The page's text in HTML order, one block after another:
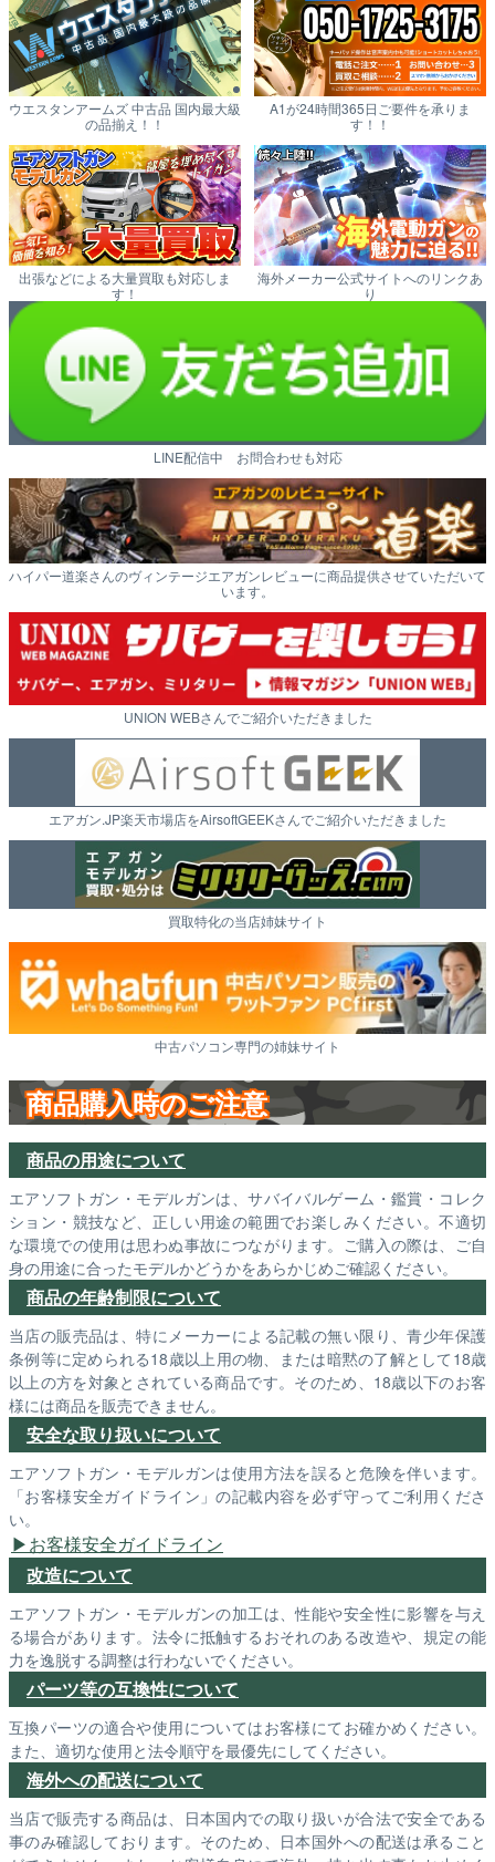
ウエスタンアームズ 中古品 国内最大級
の品揃え！！
A1が24時間365日ご要件を承りま
す！！
出張などによる大量買取も対応しま
す！
海外メーカー公式サイトへのリンクあ
り
LINE配信中 お問合わせも対応
ハイパー道楽さんのヴィンテージエアガンレビューに商品提供させていただいて
います。
UNION WEBさんでご紹介いただきました
エアガン.JP楽天市場店をAirsoftGEEKさんでご紹介いただきました
買取特化の当店姉妹サイト
中古パソコン専門の姉妹サイト
商品購入時のご注意
商品の用途について
エアソフトガン・モデルガンは、サバイバルゲーム・鑑賞・コレク
ション・競技など、正しい用途の範囲でお楽しみください。不適切
な環境での使用は思わぬ事故につながります。ご購入の際は、ご自
身の用途に合ったモデルかどうかをあらかじめご確認ください。
商品の年齢制限について
当店の販売品は、特にメーカーによる記載の無い限り、青少年保護
条例等に定められる18歳以上用の物、または暗黙の了解として18歳
以上の方を対象とされている商品です。そのため、18歳以下のお客
様には商品を販売できません。
安全な取り扱いについて
エアソフトガン・モデルガンは使用方法を誤ると危険を伴います。
「お客様安全ガイドライン」の記載内容を必ず守ってご利用くださ
い。
お客様安全ガイドライン
改造について
エアソフトガン・モデルガンの加工は、性能や安全性に影響を与え
る場合があります。法令に抵触するおそれのある改造や、規定の能
力を逸脱する調整は行わないでください。
パーツ等の互換性について
互換パーツの適合や使用についてはお客様にてお確かめください。
また、適切な使用と法令順守を最優先にしてください。
海外への配送について
当店で販売する商品は、日本国内での取り扱いが合法で安全である
事のみ確認しております。そのため、日本国外への配送は承ること